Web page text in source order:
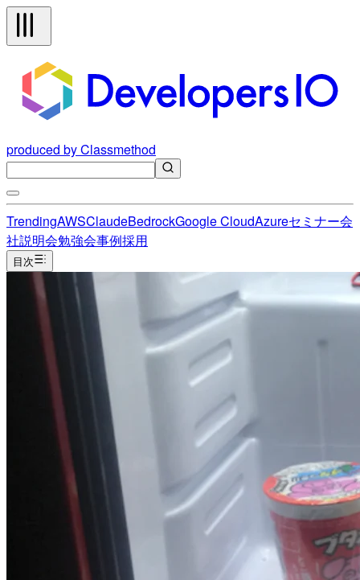
produced by Classmethod
TrendingAWSClaudeBedrockGoogle CloudAzureセミナー会
社説明会勉強会事例採用
目次